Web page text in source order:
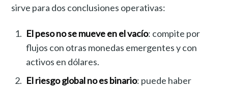
sirve para dos conclusiones operativas:
El peso no se mueve en el vacío: compite por
flujos con otras monedas emergentes y con
activos en dólares.
El riesgo global no es binario: puede haber